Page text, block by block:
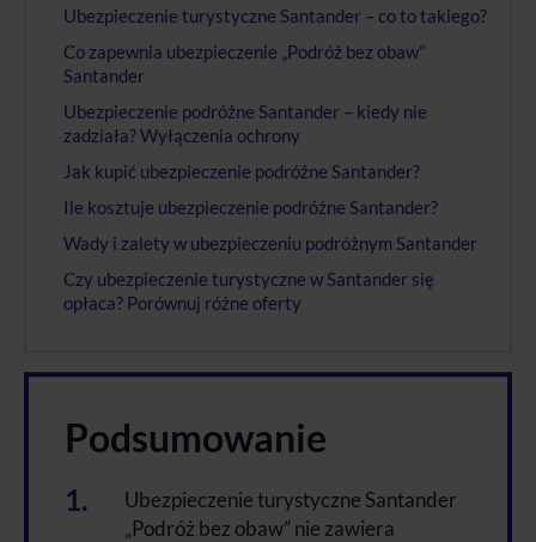
Podsumowanie
Ubezpieczenie turystyczne Santander
„Podróż bez obaw” nie zawiera
Ubezpieczenie turystyczne Santander – co to takiego?
Co zapewnia ubezpieczenie „Podróż bez obaw”
Santander
Ubezpieczenie podróżne Santander – kiedy nie
zadziała? Wyłączenia ochrony
Jak kupić ubezpieczenie podróżne Santander?
Ile kosztuje ubezpieczenie podróżne Santander?
Wady i zalety w ubezpieczeniu podróżnym Santander
Czy ubezpieczenie turystyczne w Santander się
opłaca? Porównuj różne oferty